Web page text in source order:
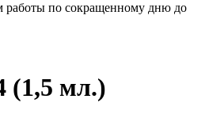
работы по сокращенному дню до
(1,5 мл.)